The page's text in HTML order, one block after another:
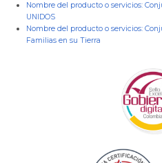
Nombre del producto o servicios:
UNIDOS
Nombre del producto o servicios:
Familias en su Tierra